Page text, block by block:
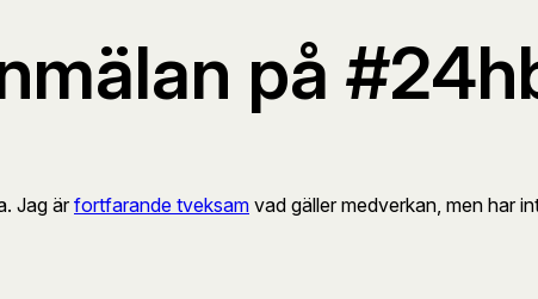
på
Jag är fortfarande tveksam vad gäller medverkan, men har